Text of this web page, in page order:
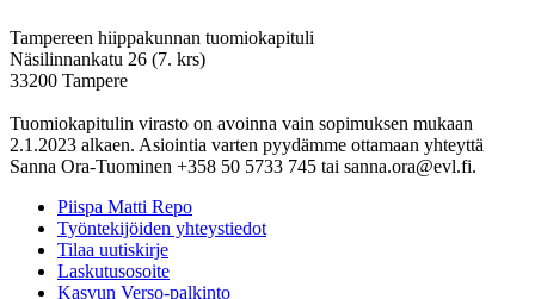
Tampereen hiippakunnan tuomiokapituli
Näsilinnankatu 26 (7. krs)
33200 Tampere
Tuomiokapitulin virasto on avoinna vain sopimuksen mukaan
2.1.2023 alkaen. Asiointia varten pyydämme ottamaan yhteyttä
Sanna Ora-Tuominen +358 50 5733 745 tai sanna.ora@evl.fi.
Piispa Matti Repo
Työntekijöiden yhteystiedot
Tilaa uutiskirje
Laskutusosoite
Kasvun Verso-palkinto